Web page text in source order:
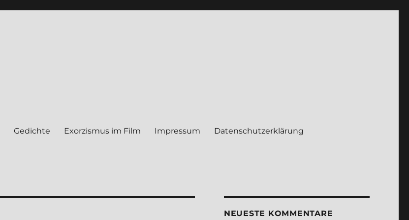
Gedich­te Exor­zis­mus im Film Impres­sum Daten­schutz­er­klä­rung
NEUE­STE KOM­MEN­TA­RE